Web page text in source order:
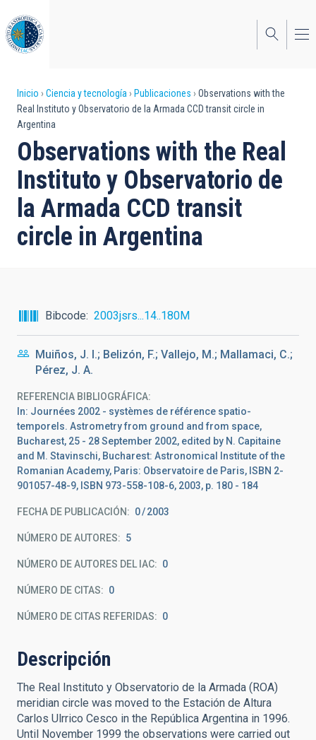
al
contenido
principal
Sobrescribir
enlaces
de
ayuda
a
la
navegación
Inicio Ciencia y tecnología Publicaciones
Observations with the
Real Instituto y Observatorio de la Armada CCD transit circle in
Argentina
Observations with the Real
Instituto y Observatorio de
la Armada CCD transit
circle in Argentina
Bibcode 2003jsrs...14..180M
Muiños, J. I.; Belizón, F.; Vallejo, M.; Mallamaci, C.;
Pérez, J. A.
REFERENCIA BIBLIOGRÁFICA
In: Journées 2002 - systèmes de référence spatio-
temporels. Astrometry from ground and from space,
Bucharest, 25 - 28 September 2002, edited by N. Capitaine
and M. Stavinschi, Bucharest: Astronomical Institute of the
Romanian Academy, Paris: Observatoire de Paris, ISBN 2-
901057-48-9, ISBN 973-558-108-6, 2003, p. 180 - 184
FECHA DE PUBLICACIÓN: 0 2003
NÚMERO DE AUTORES 5
NÚMERO DE AUTORES DEL IAC 0
NÚMERO DE CITAS 0
NÚMERO DE CITAS REFERIDAS 0
Descripción
The Real Instituto y Observatorio de la Armada (ROA)
meridian circle was moved to the Estación de Altura
Carlos Ulrrico Cesco in the República Argentina in 1996.
Until November 1999 the observations were carried out